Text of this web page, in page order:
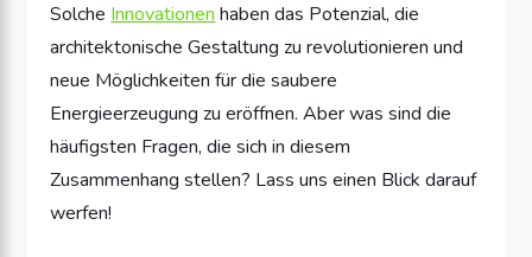
SolcheInnovationenhaben das Potenzial, die
architektonische Gestaltung zu revolutionieren und
neue Möglichkeiten für die saubere
Energieerzeugung zu eröffnen. Aber was sind die
häufigsten Fragen, die sich in diesem
Zusammenhang stellen? Lass uns einen Blick darauf
werfen!